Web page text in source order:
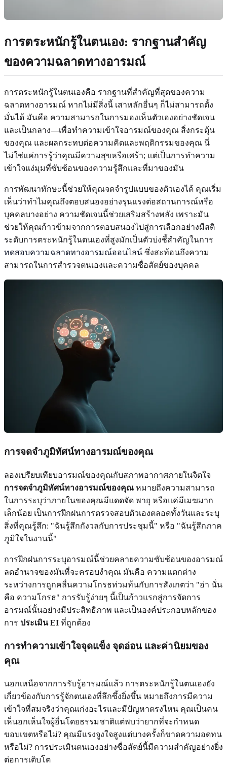
การตระหนักรู้ในตนเอง: รากฐานสำคัญ
ของความฉลาดทางอารมณ์
การตระหนักรู้ในตนเองคือ รากฐานที่สำคัญที่สุดของความ
ฉลาดทางอารมณ์ หากไม่มีสิ่งนี้ เสาหลักอื่นๆ ก็ไม่สามารถตั้ง
มั่นได้ มันคือ ความสามารถในการมองเห็นตัวเองอย่างชัดเจน
และเป็นกลาง—เพื่อทำความเข้าใจอารมณ์ของคุณ สิ่งกระตุ้น
ของคุณ และผลกระทบต่อความคิดและพฤติกรรมของคุณ นี่
ไม่ใช่แค่การรู้ว่าคุณมีความสุขหรือเศร้า; แต่เป็นการทำความ
เข้าใจแง่มุมที่ซับซ้อนของความรู้สึกและที่มาของมัน
การพัฒนาทักษะนี้ช่วยให้คุณจดจำรูปแบบของตัวเองได้ คุณเริ่ม
เห็นว่าทำไมคุณถึงตอบสนองอย่างรุนแรงต่อสถานการณ์หรือ
บุคคลบางอย่าง ความชัดเจนนี้ช่วยเสริมสร้างพลัง เพราะมัน
ช่วยให้คุณก้าวข้ามจากการตอบสนองไปสู่การเลือกอย่างมีสติ
ระดับการตระหนักรู้ในตนเองที่สูงมักเป็นตัวบ่งชี้สำคัญในการ
ทดสอบความฉลาดทางอารมณ์ออนไลน์ ซึ่งสะท้อนถึงความ
สามารถในการสำรวจตนเองและความซื่อสัตย์ของบุคคล
การจดจำภูมิทัศน์ทางอารมณ์ของคุณ
ลองเปรียบเทียบอารมณ์ของคุณกับสภาพอากาศภายในจิตใจ
การจดจำภูมิทัศน์ทางอารมณ์ของคุณ หมายถึงความสามารถ
ในการระบุว่าภายในของคุณมีแดดจัด พายุ หรือแค่มีเมฆมาก
เล็กน้อย เป็นการฝึกฝนการตรวจสอบตัวเองตลอดทั้งวันและระบุ
สิ่งที่คุณรู้สึก: "ฉันรู้สึกกังวลกับการประชุมนี้" หรือ "ฉันรู้สึกภาค
ภูมิใจในงานนี้"
การฝึกฝนการระบุอารมณ์นี้ช่วยคลายความซับซ้อนของอารมณ์
ลดอำนาจของมันที่จะครอบงำคุณ มันคือ ความแตกต่าง
ระหว่างการถูกคลื่นความโกรธท่วมท้นกับการสังเกตว่า "อ่า นั่น
คือ ความโกรธ" การรับรู้ง่ายๆ นี้เป็นก้าวแรกสู่การจัดการ
อารมณ์นั้นอย่างมีประสิทธิภาพ และเป็นองค์ประกอบหลักของ
การ ประเมิน EI ที่ถูกต้อง
การทำความเข้าใจจุดแข็ง จุดอ่อน และค่านิยมของ
คุณ
นอกเหนือจากการรับรู้อารมณ์แล้ว การตระหนักรู้ในตนเองยัง
เกี่ยวข้องกับการรู้จักตนเองที่ลึกซึ้งยิ่งขึ้น หมายถึงการมีความ
เข้าใจที่สมจริงว่าคุณเก่งอะไรและมีปัญหาตรงไหน คุณเป็นคน
เห็นอกเห็นใจผู้อื่นโดยธรรมชาติแต่พบว่ายากที่จะกำหนด
ขอบเขตหรือไม่? คุณมีแรงจูงใจสูงแต่บางครั้งก็ขาดความอดทน
หรือไม่? การประเมินตนเองอย่างซื่อสัตย์นี้มีความสำคัญอย่างยิ่ง
ต่อการเติบโต